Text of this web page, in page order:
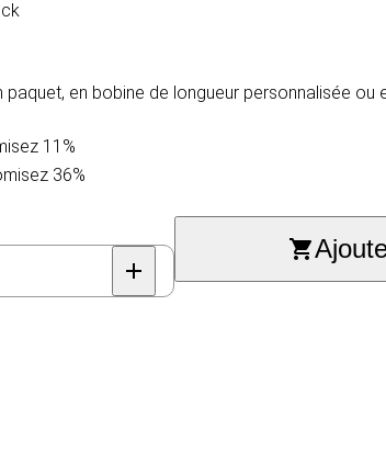
en bobine de longueur personnalisée ou
11%
36%